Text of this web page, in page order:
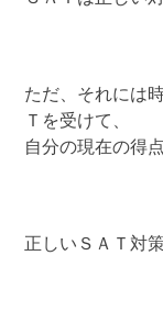
ただ、それには
Ｔを受けて、
自分の現在の得
正しいＳＡＴ対